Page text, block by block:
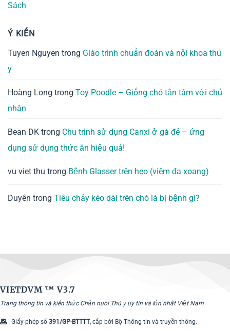
Sách
Ý KIẾN
Tuyen Nguyen trong Giáo trình chuẩn đoán và nội khoa thú
y
Hoàng Long trong Toy Poodle – Giống chó tận tâm với chủ
nhân
Bean DK trong Chu trình sử dụng Canxi ở gà đẻ – ứng
dụng sử dụng thức ăn hiệu quả!
vu viet thu trong Bệnh Glasser trên heo (viêm đa xoang)
Duyên trong Tiêu chảy kéo dài trên chó là bị bệnh gì?
VIETDVM ™V3.7
Trang thông tin và kiến thức Chăn nuôi Thú y uy tín và lớn nhất Việt Nam
Giấy phép số 391/GP-BTTTT, cấp bởi Bộ Thông tin và truyền thông.